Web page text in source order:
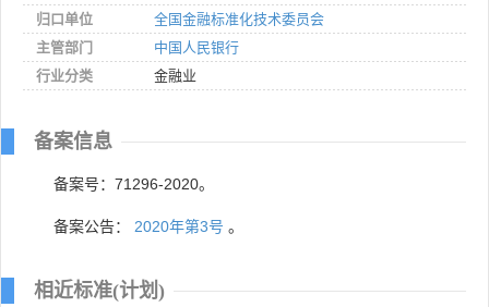
归口单位
全国金融标准化技术委员会
主管部门
中国人民银行
行业分类
金融业
备案信息
备案号：71296-2020。
备案公告： 2020年第3号 。
相近标准(计划)